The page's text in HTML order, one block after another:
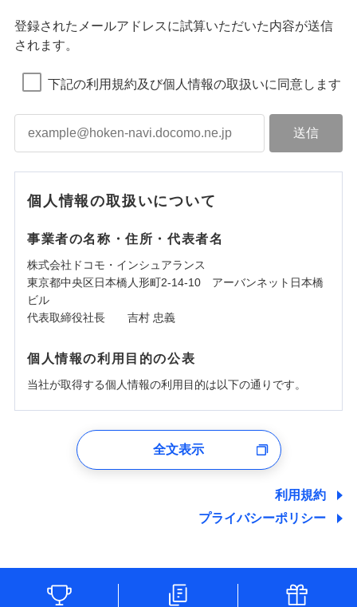
登録されたメールアドレスに試算いただいた内容が送信
されます。
下記の利用規約及び個人情報の取扱いに同意します
個人情報の取扱いについて
事業者の名称・住所・代表者名
株式会社ドコモ・インシュアランス
東京都中央区日本橋人形町2-14-10 アーバンネット日本橋
ビル
代表取締役社長 吉村 忠義
個人情報の利用目的の公表
当社が取得する個人情報の利用目的は以下の通りです。
ユーザー登録受付および、管理のため
しくは委託を受けている保険会社・提携会社の保険その他に
関する情報を提供し、金融商品等の契約を勧奨するため、ま
た維持管理等の委託業務遂行のため、またそれらに付帯、関
情報を取引のある他の保険会社の商品・サービスをご提案す
るために利用させていただくことがあります。）
各種セミナーの開催のため
全文表示
利用規約
プライバシーポリシー